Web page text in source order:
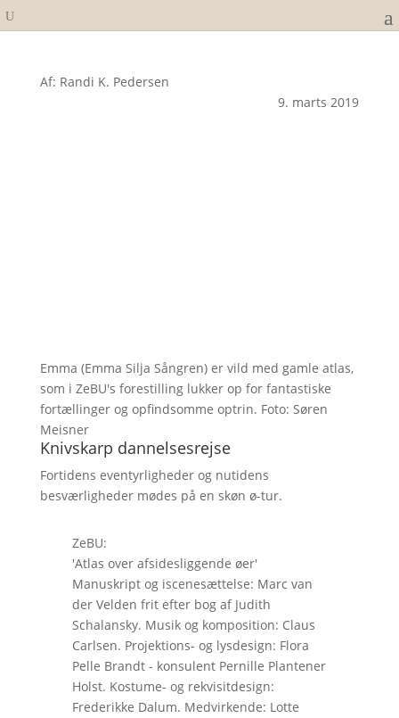
Af: Randi K. Pedersen
9. marts 2019
Emma (Emma Silja Sångren) er vild med gamle atlas,
som i ZeBU's forestilling lukker op for fantastiske
fortællinger og opfindsomme optrin. Foto: Søren
Meisner
Knivskarp dannelsesrejse
Fortidens eventyrligheder og nutidens
besværligheder mødes på en skøn ø-tur.
ZeBU:
'Atlas over afsidesliggende øer'
Manuskript og iscenesættelse: Marc van
der Velden frit efter bog af Judith
Schalansky. Musik og komposition: Claus
Carlsen. Projektions- og lysdesign: Flora
Pelle Brandt - konsulent Pernille Plantener
Holst. Kostume- og rekvisitdesign:
Frederikke Dalum. Medvirkende: Lotte